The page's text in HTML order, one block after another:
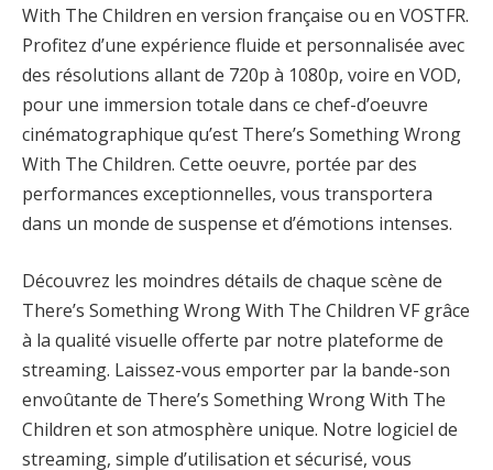
With The Children en version française ou en VOSTFR.
Profitez d’une expérience fluide et personnalisée avec
des résolutions allant de 720p à 1080p, voire en VOD,
pour une immersion totale dans ce chef-d’oeuvre
cinématographique qu’est There’s Something Wrong
With The Children. Cette oeuvre, portée par des
performances exceptionnelles, vous transportera
dans un monde de suspense et d’émotions intenses.
Découvrez les moindres détails de chaque scène de
There’s Something Wrong With The Children VF grâce
à la qualité visuelle offerte par notre plateforme de
streaming. Laissez-vous emporter par la bande-son
envoûtante de There’s Something Wrong With The
Children et son atmosphère unique. Notre logiciel de
streaming, simple d’utilisation et sécurisé, vous